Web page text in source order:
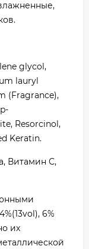
glycol,
lauryl
(Fragrance),
Resorcinol,
Keratin.
Витамин С,
6%
их